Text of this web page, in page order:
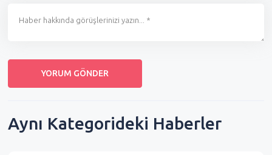
Aynı Kategorideki Haberler